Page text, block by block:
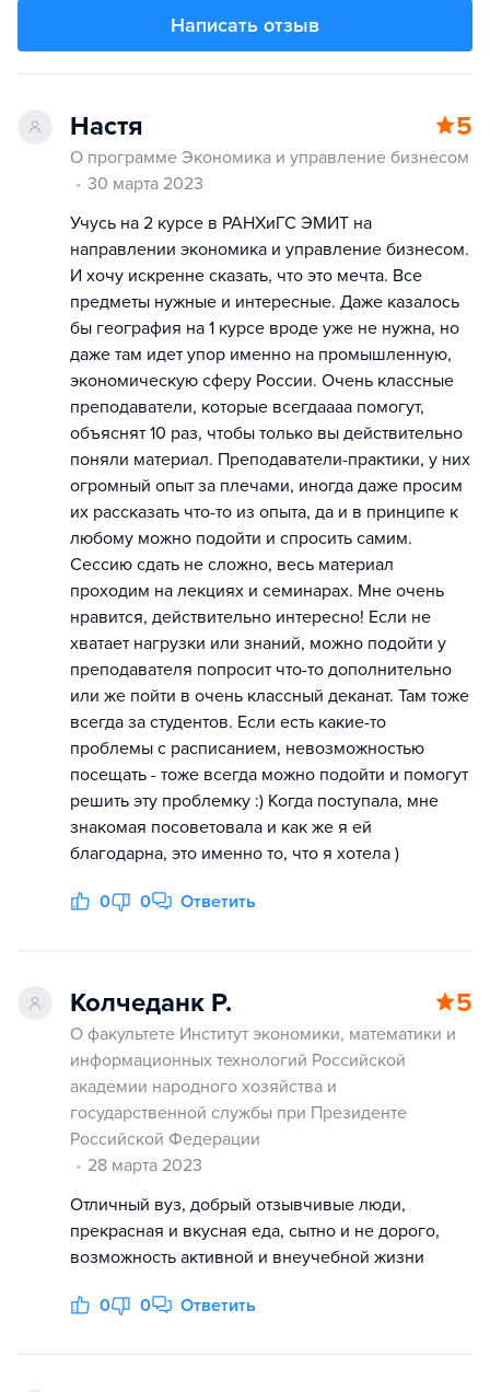
Написать отзыв
Настя 5
О программе Экономика и управление бизнесом
30 марта 2023
Учусь на 2 курсе в РАНХиГС ЭМИТ на
направлении экономика и управление бизнесом.
И хочу искренне сказать, что это мечта. Все
предметы нужные и интересные. Даже казалось
бы география на 1 курсе вроде уже не нужна, но
даже там идет упор именно на промышленную,
экономическую сферу России. Очень классные
преподаватели, которые всегдаааа помогут,
объяснят 10 раз, чтобы только вы действительно
поняли материал. Преподаватели-практики, у них
огромный опыт за плечами, иногда даже просим
их рассказать что-то из опыта, да и в принципе к
любому можно подойти и спросить самим.
Сессию сдать не сложно, весь материал
проходим на лекциях и семинарах. Мне очень
нравится, действительно интересно! Если не
хватает нагрузки или знаний, можно подойти у
преподавателя попросит что-то дополнительно
или же пойти в очень классный деканат. Там тоже
всегда за студентов. Если есть какие-то
проблемы с расписанием, невозможностью
посещать - тоже всегда можно подойти и помогут
решить эту проблемку :) Когда поступала, мне
знакомая посоветовала и как же я ей
благодарна, это именно то, что я хотела )
0 0 Ответить
Колчеданк Р. 5
О факультете Институт экономики, математики и
информационных технологий Российской
академии народного хозяйства и
государственной службы при Президенте
Российской Федерации
28 марта 2023
Отличный вуз, добрый отзывчивые люди,
прекрасная и вкусная еда, сытно и не дорого,
возможность активной и внеучебной жизни
0 0 Ответить